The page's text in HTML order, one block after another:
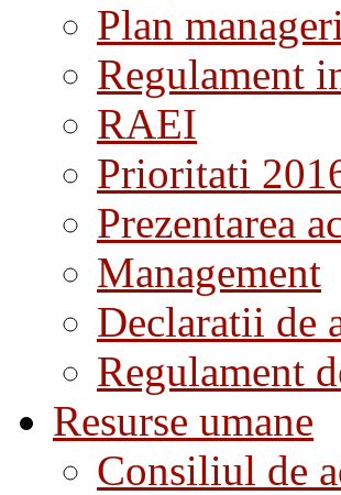
Plan
Regulament
RAEI
Prioritati
Prezentarea
Management
Declaratii de
Regulament
Resurse umane
Consiliul de